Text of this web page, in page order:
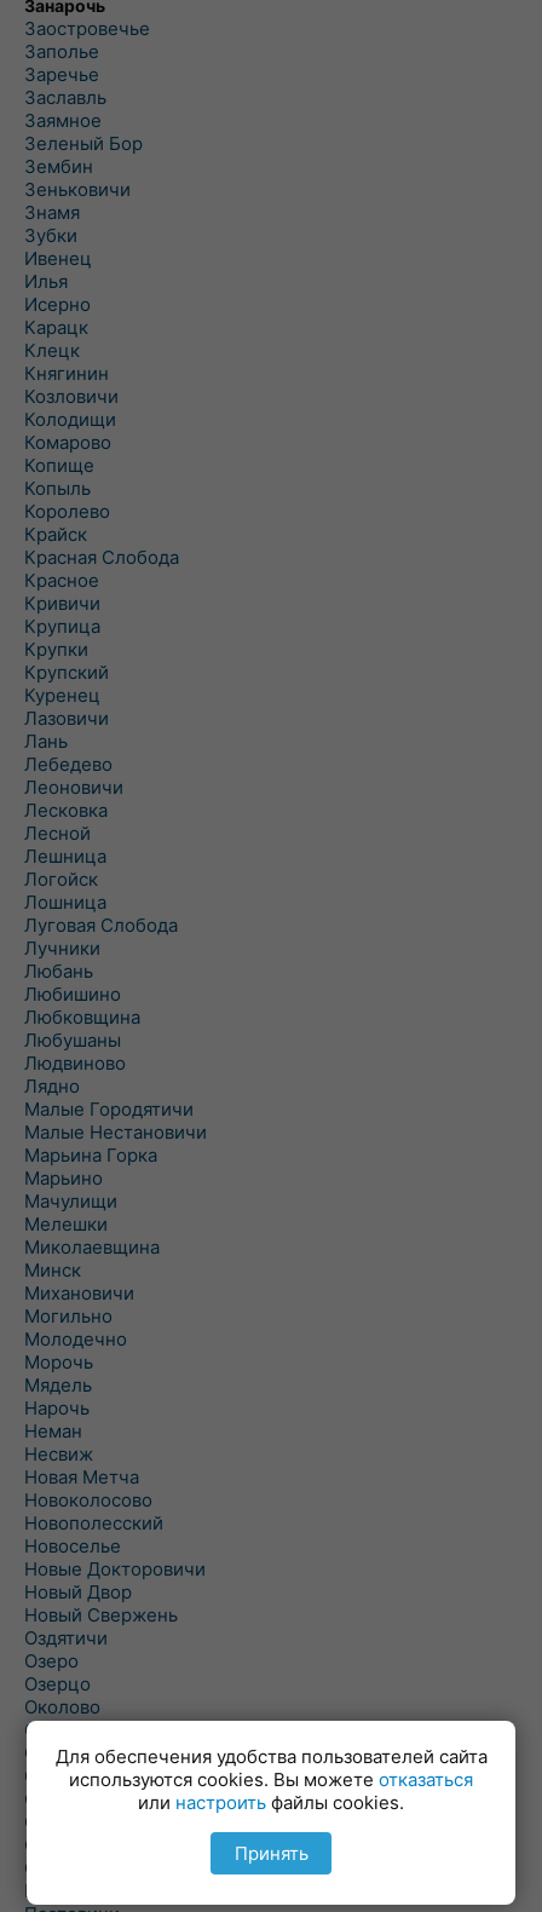
Занарочь
Заостровечье
Заполье
Заречье
Заславль
Заямное
Зеленый Бор
Зембин
Зеньковичи
Знамя
Зубки
Ивенец
Илья
Исерно
Карацк
Клецк
Княгинин
Козловичи
Колодищи
Комарово
Копище
Копыль
Королево
Крайск
Красная Слобода
Красное
Кривичи
Крупица
Крупки
Крупский
Куренец
Лазовичи
Лань
Лебедево
Леоновичи
Лесковка
Лесной
Лешница
Логойск
Лошница
Луговая Слобода
Лучники
Любань
Любишино
Любковщина
Любушаны
Людвиново
Лядно
Малые Городятичи
Малые Нестановичи
Марьина Горка
Марьино
Мачулищи
Мелешки
Миколаевщина
Минск
Михановичи
Могильно
Молодечно
Морочь
Мядель
Нарочь
Неман
Несвиж
Новая Метча
Новоколосово
Новополесский
Новоселье
Новые Докторовичи
Новый Двор
Новый Свержень
Оздятичи
Озеро
Озерцо
Околово
Октябрь
Октябрьский
Олехновичи
Омговичи
Оношки
Осовец
Острошицкий Городок
Пасека
Для обеспечения удобства пользователей сайта
используются cookies. Вы можете отказаться
или настроить файлы cookies.
Принять